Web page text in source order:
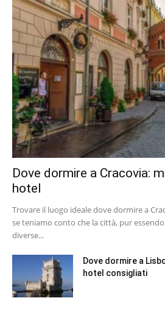
Dove dormire a Cracovia:
hotel
Trovare il luogo ideale dove dormire a
se teniamo conto che la città, pur
diverse...
Dove dormire a
hotel consigliati